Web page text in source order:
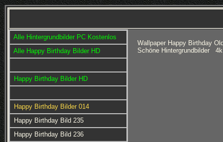
Alle Hintergrundbilder PC Kostenlos
Alle Happy Birthday Bilder HD
Happy Birthday Bilder HD
Happy Birthday Bilder 014
Happy Birthday Bild 235
Happy Birthday Bild 236
Wallpaper Happy Birthday
Schöne Hintergrundbilder 4k